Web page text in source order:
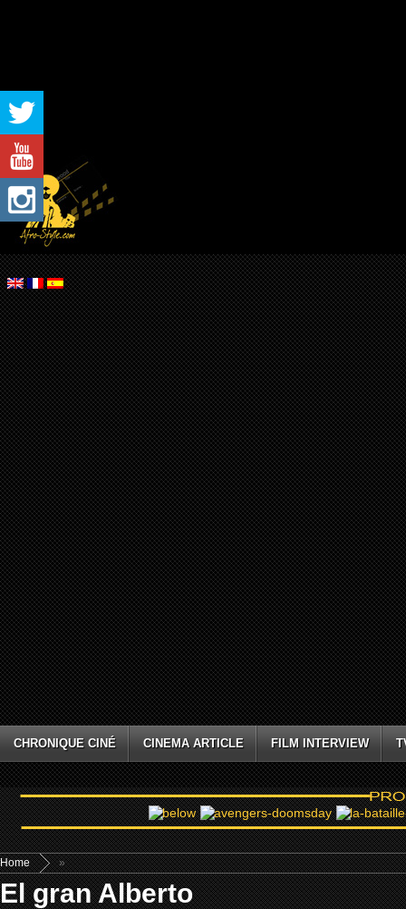
CHRONIQUE CINÉ CINEMA ARTICLE FILM INTERVIEW
Home »
El gran Alberto